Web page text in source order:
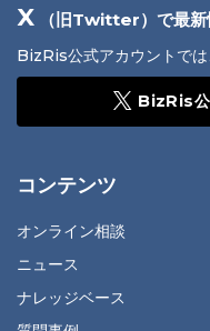
X （旧Twitter）で最新
BizRis公式アカウントでは
BizRis公
コンテンツ
オンライン相談
ニュース
ナレッジベース